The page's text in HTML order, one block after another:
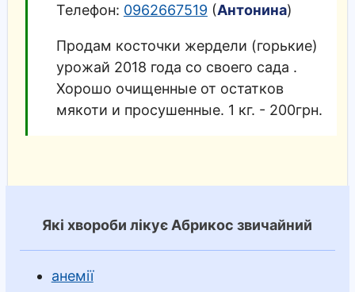
Телефон: 0962667519 (Антонина)
Продам косточки жердели (горькие)
урожай 2018 года со своего сада .
Хорошо очищенные от остатков
мякоти и просушенные. 1 кг. - 200грн.
Які хвороби лікує Абрикос звичайний
анемії